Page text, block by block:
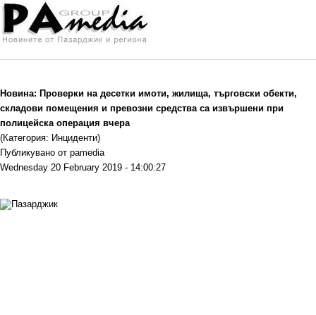
Новина: Проверки на десетки имоти, жилища, търговски обекти,
складови помещения и превозни средства са извършени при
полицейска операция вчера
(Категория: Инциденти)
Публикувано от pamedia
Wednesday 20 February 2019 - 14:00:27